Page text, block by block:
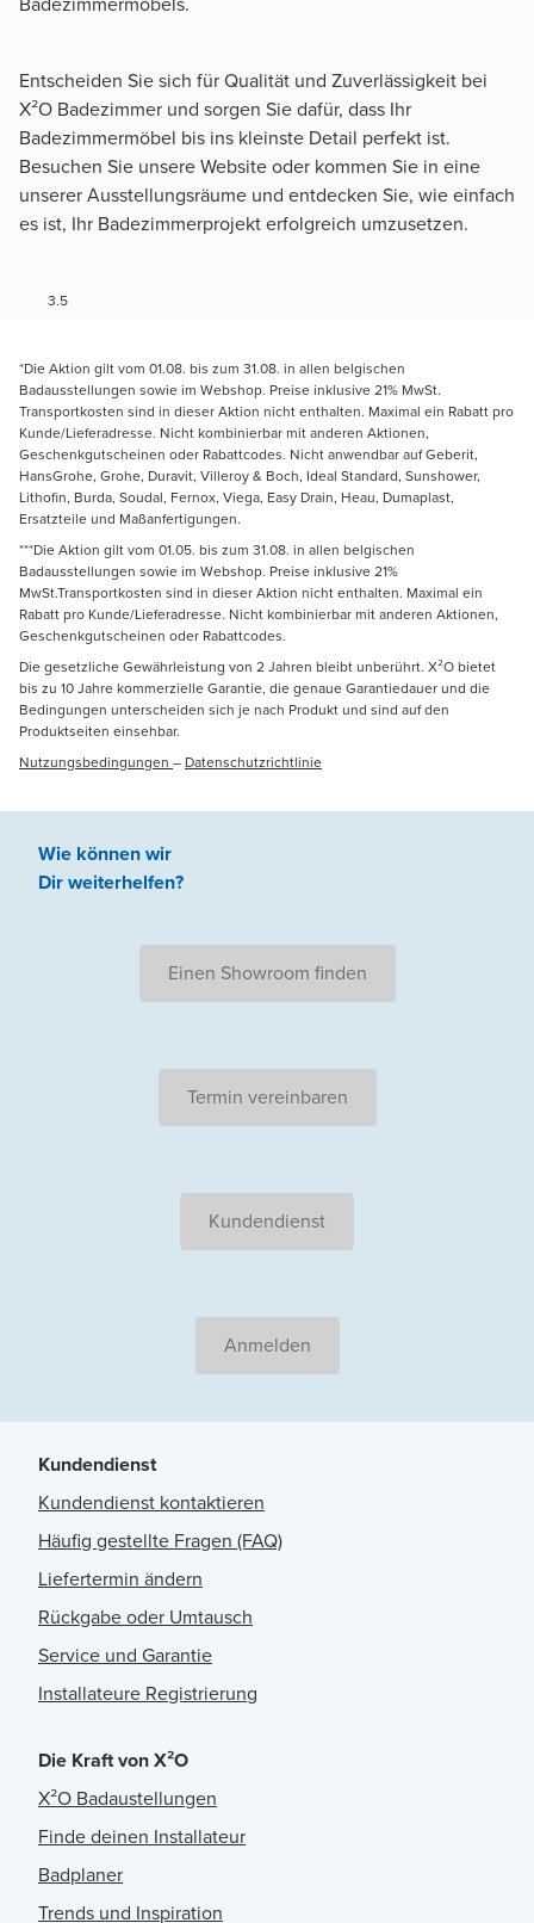
Entscheiden Sie sich für Qualität und Zuverlässigkeit bei
X²O Badezimmer und sorgen Sie dafür, dass Ihr
Badezimmermöbel bis ins kleinste Detail perfekt ist.
Besuchen Sie unsere Website oder kommen Sie in eine
unserer Ausstellungsräume und entdecken Sie, wie einfach
es ist, Ihr Badezimmerprojekt erfolgreich umzusetzen.
3.5
*Die Aktion gilt vom 01.08. bis zum 31.08. in allen belgischen
Badausstellungen sowie im Webshop. Preise inklusive 21% MwSt.
Transportkosten sind in dieser Aktion nicht enthalten. Maximal ein Rabatt pro
Kunde/Lieferadresse. Nicht kombinierbar mit anderen Aktionen,
Geschenkgutscheinen oder Rabattcodes. Nicht anwendbar auf Geberit,
HansGrohe, Grohe, Duravit, Villeroy & Boch, Ideal Standard, Sunshower,
Lithofin, Burda, Soudal, Fernox, Viega, Easy Drain, Heau, Dumaplast,
Ersatzteile und Maßanfertigungen.
***Die Aktion gilt vom 01.05. bis zum 31.08. in allen belgischen
Badausstellungen sowie im Webshop. Preise inklusive 21%
MwSt.Transportkosten sind in dieser Aktion nicht enthalten. Maximal ein
Rabatt pro Kunde/Lieferadresse. Nicht kombinierbar mit anderen Aktionen,
Geschenkgutscheinen oder Rabattcodes.
Die gesetzliche Gewährleistung von 2 Jahren bleibt unberührt. X²O bietet
bis zu 10 Jahre kommerzielle Garantie, die genaue Garantiedauer und die
Bedingungen unterscheiden sich je nach Produkt und sind auf den
Produktseiten einsehbar.
Nutzungsbedingungen – Datenschutzrichtlinie
Wie können wir
Dir weiterhelfen?
Einen Showroom finden
Termin vereinbaren
Kundendienst
Anmelden
Kundendienst
Kundendienst kontaktieren
Häufig gestellte Fragen (FAQ)
Liefertermin ändern
Rückgabe oder Umtausch
Service und Garantie
Installateure Registrierung
Die Kraft von X²O
X²O Badaustellungen
Finde deinen Installateur
Badplaner
Trends und Inspiration